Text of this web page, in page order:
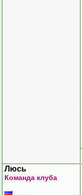
Люсь
Команда клуба